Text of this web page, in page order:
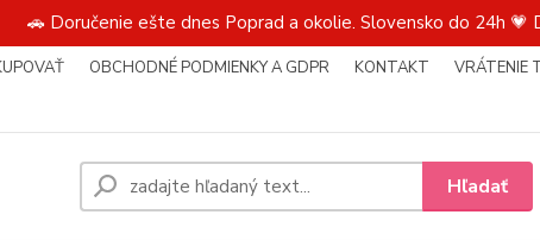
🚗 Doručenie ešte dnes Poprad a okolie. Slovensko do 24h 💗
OBCHODNÉ PODMIENKY A GDPR KONTAKT
VRÁTENIE
Hľadať